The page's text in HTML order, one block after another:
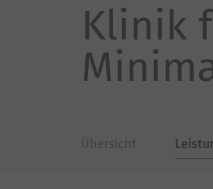
Klinik
Übersicht